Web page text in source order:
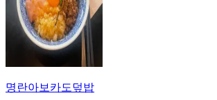
명란아보카도덮밥